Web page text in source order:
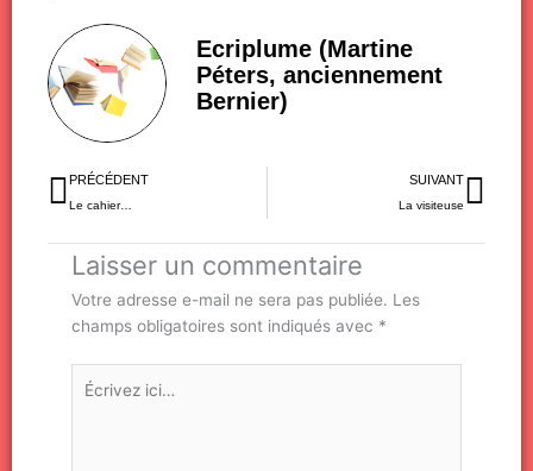
Ecriplume (Martine
Péters, anciennement
Bernier)
Précédent
PRÉCÉDENT
Le cahier…
SUIVANT
La visiteuse
Laisser un commentaire
Votre adresse e-mail ne sera pas publiée. Les
champs obligatoires sont indiqués avec *
Écrivez
ici…